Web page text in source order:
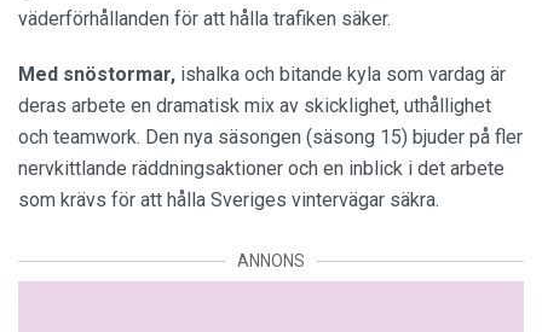
väderförhållanden för att hålla trafiken säker.
Med snöstormar, ishalka och bitande kyla som vardag är
deras arbete en dramatisk mix av skicklighet, uthållighet
och teamwork. Den nya säsongen (säsong 15) bjuder på fler
nervkittlande räddningsaktioner och en inblick i det arbete
som krävs för att hålla Sveriges vintervägar säkra.
ANNONS